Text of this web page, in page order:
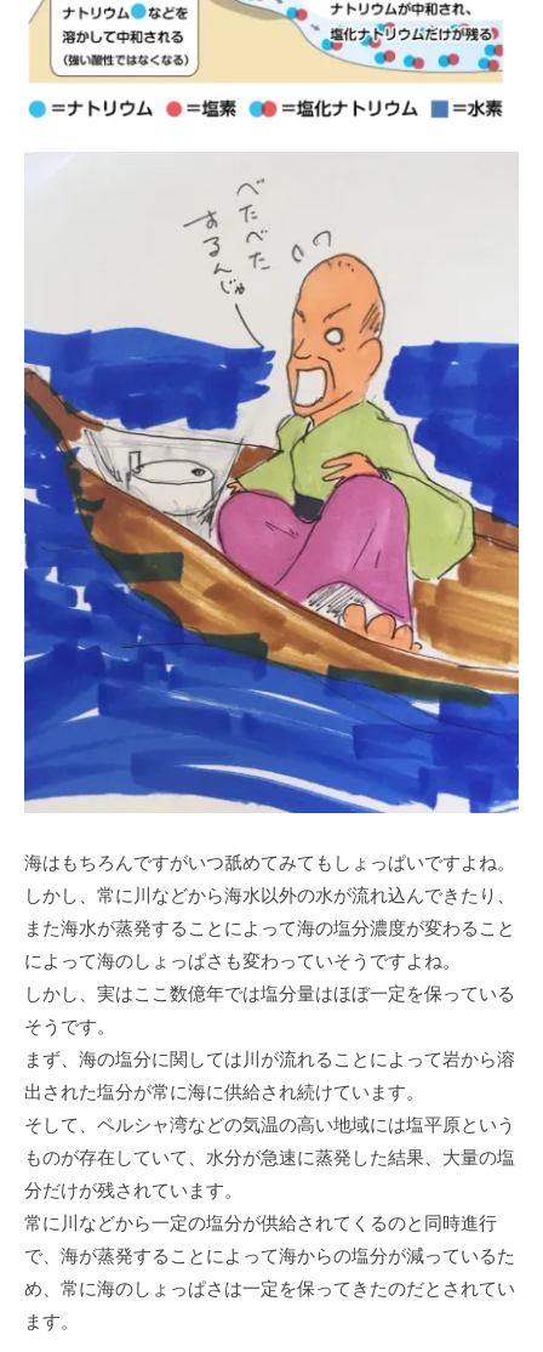
海はもちろんですがいつ舐めてみてもしょっぱいですよね。
しかし、常に川などから海水以外の水が流れ込んできたり、
また海水が蒸発することによって海の塩分濃度が変わること
によって海のしょっぱさも変わっていそうですよね。
しかし、実はここ数億年では塩分量はほぼ一定を保っている
そうです。
まず、海の塩分に関しては川が流れることによって岩から溶
出された塩分が常に海に供給され続けています。
そして、ペルシャ湾などの気温の高い地域には塩平原という
ものが存在していて、水分が急速に蒸発した結果、大量の塩
分だけが残されています。
常に川などから一定の塩分が供給されてくるのと同時進行
で、海が蒸発することによって海からの塩分が減っているた
め、常に海のしょっぱさは一定を保ってきたのだとされてい
ます。